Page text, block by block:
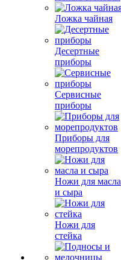
Ложка чайная
Десертные
приборы
Сервисные
приборы
Приборы для
морепродуктов
Ножи для масла
и сыра
Ножи для
стейка